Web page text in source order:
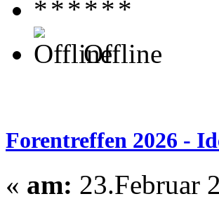
Offline
Forentreffen 2026 -
« am: 23.Februar